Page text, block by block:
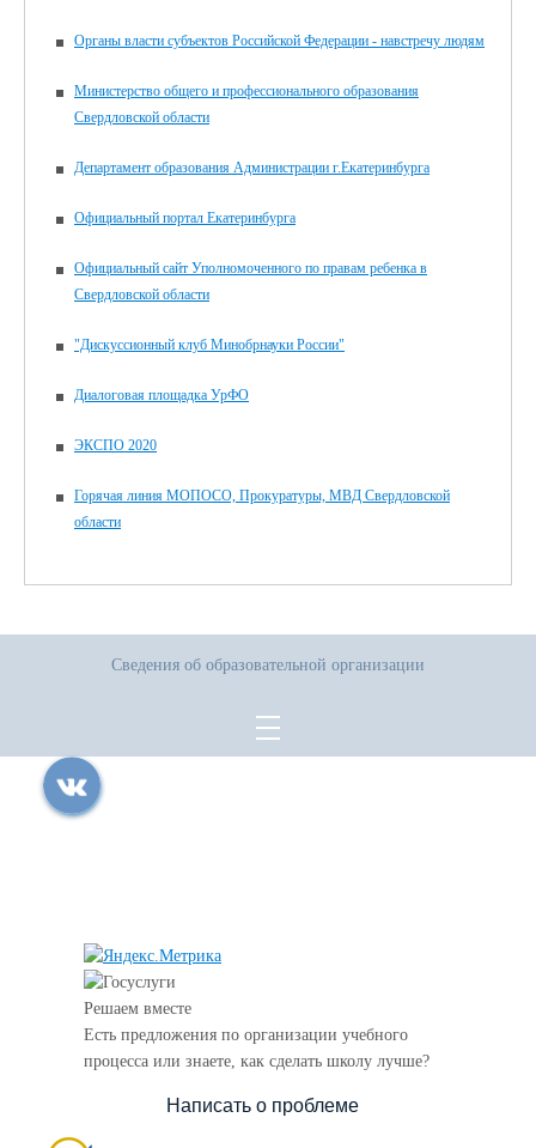
Органы власти субъектов Российской Федерации - навстречу людям
Министерство общего и профессионального образования
Свердловской области
Департамент образования Администрации г.Екатеринбурга
Официальный портал Екатеринбурга
Официальный сайт Уполномоченного по правам ребенка в
Свердловской области
"Дискуссионный клуб Минобрнауки России"
Диалоговая площадка УрФО
ЭКСПО 2020
Горячая линия МОПОСО, Прокуратуры, МВД Свердловской
области
Сведения об образовательной организации
Решаем вместе
Есть предложения по организации учебного
процесса или знаете, как сделать школу лучше?
Написать о проблеме